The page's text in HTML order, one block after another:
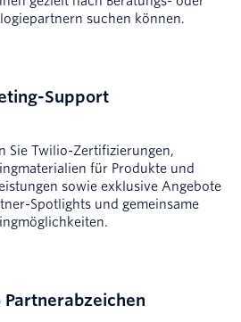
suchen können.
Support
Sie Twilio-Zertifizierungen,
für Produkte und
sowie exklusive Angebote
Spotlights und gemeinsame
Partnerabzeichen